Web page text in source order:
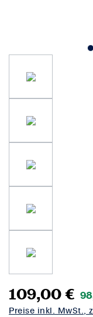
109,00 €
Preise inkl. MwSt.,